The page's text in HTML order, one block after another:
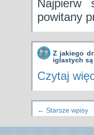
Najpierw
powitany
Z jakiego
iglastych
Czytaj
← Starsze wpisy